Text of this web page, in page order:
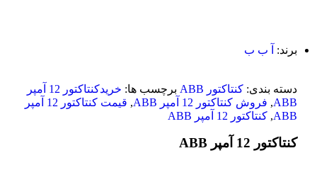
برند: آ ب ب
دسته بندی: کنتاکتور ABB برچسب ها:
خریدکنتاکتور 12 آمپر
ABB
, فروش کنتاکتور 12 آمپر ABB ,
قیمت کنتاکتور 12 آمپر
ABB
, کنتاکتور 12 آمپر ABB
کنتاکتور 12 آمپر ABB